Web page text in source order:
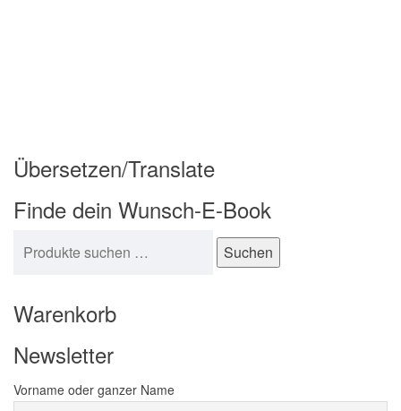
Übersetzen/Translate
Finde dein Wunsch-E-Book
Suchen
Warenkorb
Newsletter
Vorname oder ganzer Name